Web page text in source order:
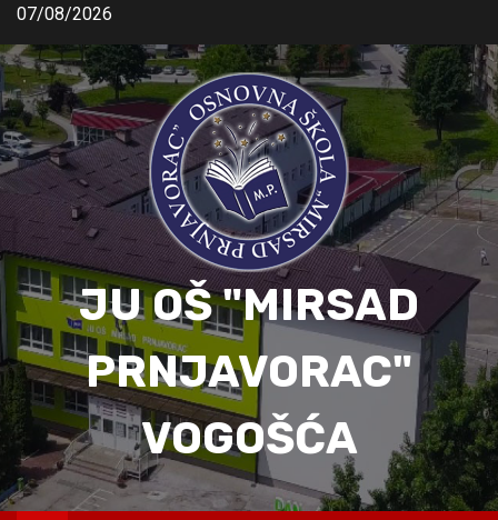
07/08/2026
JU OŠ "MIRSAD
PRNJAVORAC"
VOGOŠĆA